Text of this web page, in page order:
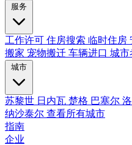
服务
工作许可 住房搜索 临时住房
搬家 宠物搬迁 车辆进口 城市
城市
苏黎世 日内瓦 楚格 巴塞尔
纳沙泰尔 查看所有城市
指南
企业